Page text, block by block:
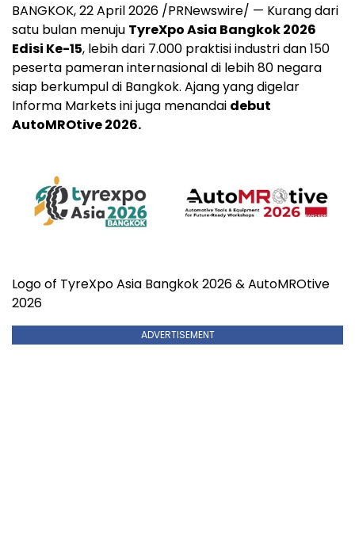
BANGKOK, 22 April 2026 /PRNewswire/ — Kurang dari
satu bulan menuju TyreXpo Asia Bangkok 2026
Edisi Ke-15, lebih dari 7.000 praktisi industri dan 150
peserta pameran internasional di lebih 80 negara
siap berkumpul di Bangkok. Ajang yang digelar
Informa Markets ini juga menandai debut
AutoMROtive 2026.
Logo of TyreXpo Asia Bangkok 2026 & AutoMROtive
2026
ADVERTISEMENT